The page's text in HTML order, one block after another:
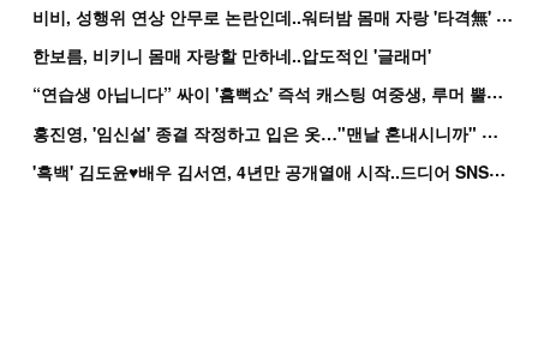
비
비, 성행위 연상 안무로 논란인데..워터밤 몸매 자랑 '타격無' 근황
한보름, 비키니 몸매 자랑할 만하네..압도적인 '글래머'
“
연습생 아닙니다” 싸이 '흠뻑쇼' 즉석 캐스팅 여중생, 루머 뿔났다[Oh!쎈 이...
홍
진영, '임신설' 종결 작정하고 입은 옷…"맨날 혼내시니까" 억울
'
흑백' 김도윤♥배우 김서연, 4년만 공개열애 시작..드디어 SNS에 노출 [핫피...